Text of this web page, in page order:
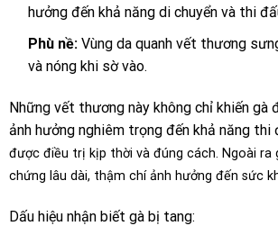
hưởng đến khả năng di chuyển và thi
Phù nề:Vùng da quanh vết thương
và nóng khi sờ vào.
Những vết thương này không chỉ khiến gà
ảnh hưởng nghiêm trọng đến khả năng thi
được điều trị kịp thời và đúng cách. Ngoài ra
chứng lâu dài, thậm chí ảnh hưởng đến sức
Dấu hiệu nhận biết gà bị tang: